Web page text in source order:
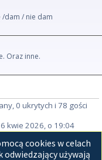
/dam / nie dam
Oraz inne.
0 ukrytych i 78 gości
kwie 2026, o 19:04
cookies w celach
używają